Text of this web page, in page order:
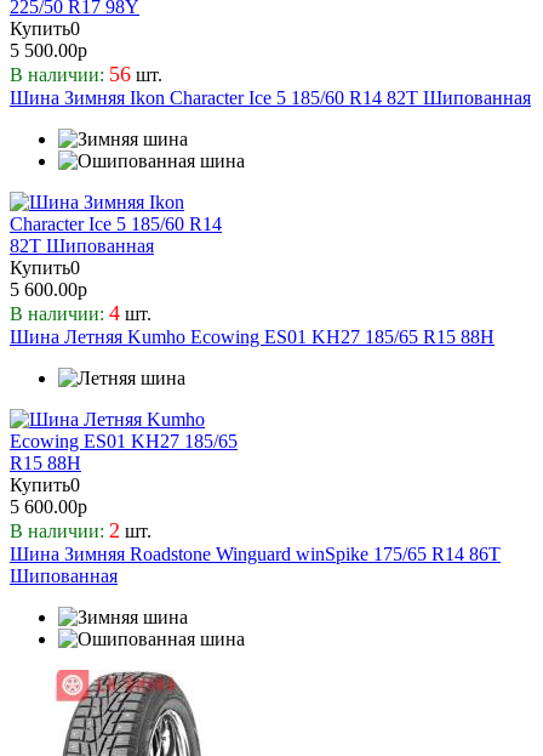
Купить0
5 500.00р
В наличии: 56 шт.
Шина Зимняя Ikon Character Ice 5 185/60 R14 82T Шипованная
Купить0
5 600.00р
В наличии: 4 шт.
Шина Летняя Kumho Ecowing ES01 KH27 185/65 R15 88H
Купить0
5 600.00р
В наличии: 2 шт.
Шина Зимняя Roadstone Winguard winSpike 175/65 R14 86T
Шипованная